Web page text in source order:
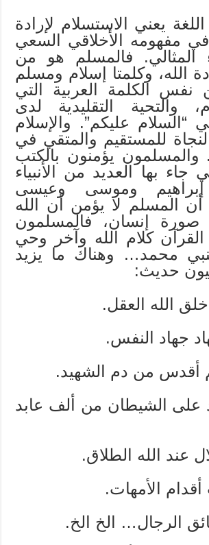
يعني الاستسلام لإرادة
في مفهومه الأخلاقي السعي
المثالي. فالمسلم هو من
الله، وكلمتا إسلام ومسلم
نفس الكلمة العربية التي
والتحية التقليدية لدى
“السلام عليكم”. والإسلام
للمستقيم والمتقي في
والمسلمون يؤمنون بالكتب
جاء بها العديد من الأنبياء
وموسى وعيسى
المسلم لا يؤمن أن الله
إنسان، فالمسلمون
كلام الله وآخر وحي
محمد… وهناك ما يزيد
حديث:
الله العقل.
جهاد النفس.
أقدس من دم الشهيد.
على الشيطان من ألف عابد
عند الله الطلاق.
الأمهات.
الرجال… الخ الخ.